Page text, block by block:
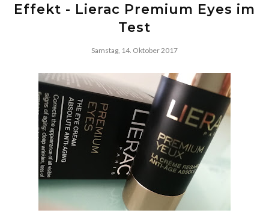
Effekt - Lierac Premium Eyes im
Test
Samstag, 14. Oktober 2017